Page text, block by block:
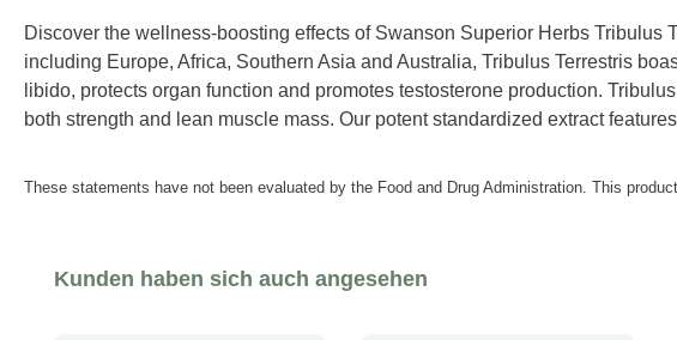
Discover the wellness-boosting effects of Swanson Superior Herbs Tribulus
including Europe, Africa, Southern Asia and Australia, Tribulus Terrestris
libido, protects organ function and promotes testosterone production.
both strength and lean muscle mass. Our potent standardized extract
These statements have not been evaluated by the Food and Drug Administration. This
Produktgalerie überspringen
Kunden haben sich auch angesehen